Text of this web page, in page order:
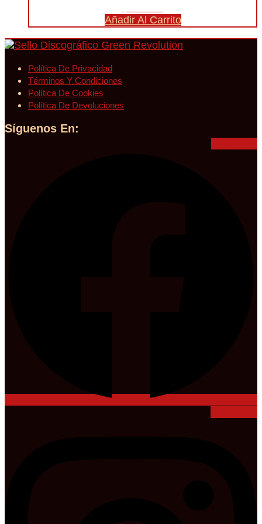
Añadir Al Carrito
Política De Privacidad
Términos Y Condiciones
Política De Cookies
Política De Devoluciones
Síguenos En: